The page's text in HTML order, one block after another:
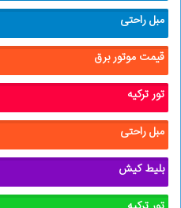
مبل راحتی
قیمت موتور برق
تور ترکیه
مبل راحتی
بلیط کیش